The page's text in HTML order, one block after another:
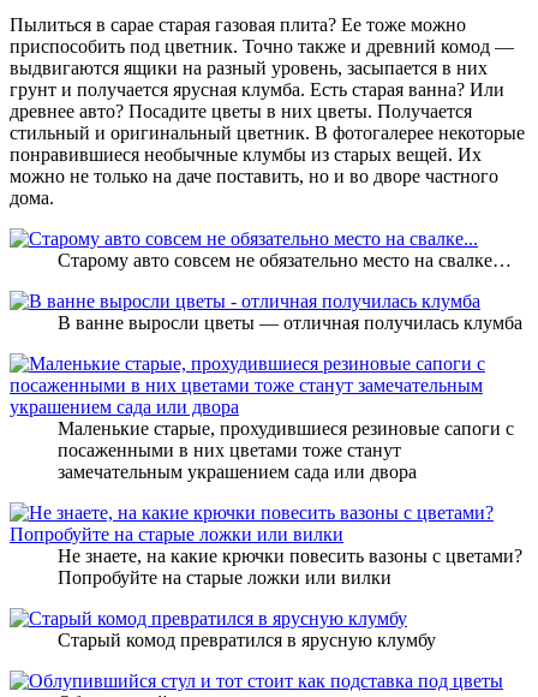
Пылиться в сарае старая газовая плита? Ее тоже можно
приспособить под цветник. Точно также и древний комод —
выдвигаются ящики на разный уровень, засыпается в них
грунт и получается ярусная клумба. Есть старая ванна? Или
древнее авто? Посадите цветы в них цветы. Получается
стильный и оригинальный цветник. В фотогалерее некоторые
понравившиеся необычные клумбы из старых вещей. Их
можно не только на даче поставить, но и во дворе частного
дома.
Старому авто совсем не обязательно место на свалке…
В ванне выросли цветы — отличная получилась клумба
Маленькие старые, прохудившиеся резиновые сапоги с
посаженными в них цветами тоже станут
замечательным украшением сада или двора
Не знаете, на какие крючки повесить вазоны с цветами?
Попробуйте на старые ложки или вилки
Старый комод превратился в ярусную клумбу